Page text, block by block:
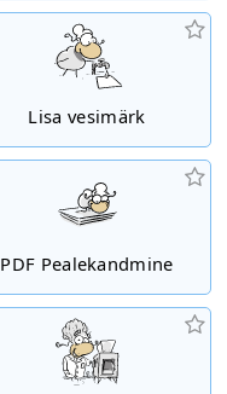
Lisa vesimärk
PDF Pealekandmine